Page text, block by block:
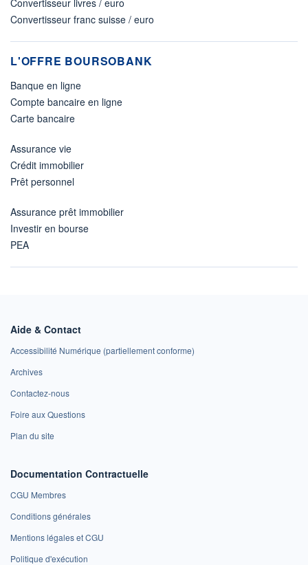
Convertisseur franc suisse / euro
L'OFFRE BOURSOBANK
Banque en ligne
Compte bancaire en ligne
Carte bancaire
Assurance vie
Crédit immobilier
Prêt personnel
Assurance prêt immobilier
Investir en bourse
PEA
Aide & Contact
Accessibilité Numérique (partiellement conforme)
Archives
Contactez-nous
Foire aux Questions
Plan du site
Documentation Contractuelle
CGU Membres
Conditions générales
Mentions légales et CGU
Politique d'exécution